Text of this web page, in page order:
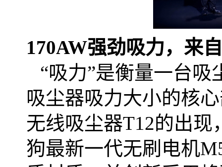
170AW强劲吸力，来
“吸力”是衡量一台吸
吸尘器吸力大小的核
无线吸尘器T12的出现
狗最新一代无刷电机